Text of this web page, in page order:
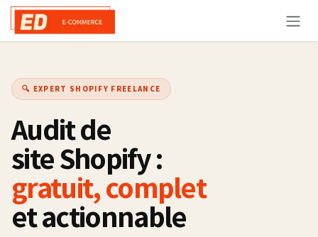
Se rendre au contenu
🔍 EXPERT SHOPIFY FREELANCE
Audit de
site Shopify :
gratuit, complet
et actionnable